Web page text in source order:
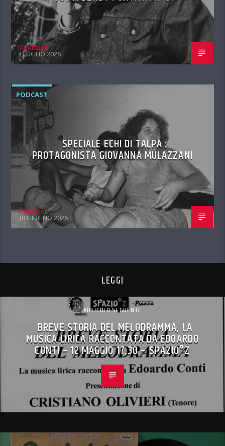
MaurizioB
2 LUGLIO 2026
PODCAST
SPECIALE ECHI DI TALPA :
PROTAGONISTA GIOVANNA MULAZZANI
MaurizioB
30 GIUGNO 2026
LEGGI
ARTICOLO SEGUENTE
BREVE STORIA DEL MELODRAMMA, LA
MUSICA LIRICA RACCONTATA DA EDOARDO
CONTI – 12 MAGGIO 17,30 – SPAZIO°Z